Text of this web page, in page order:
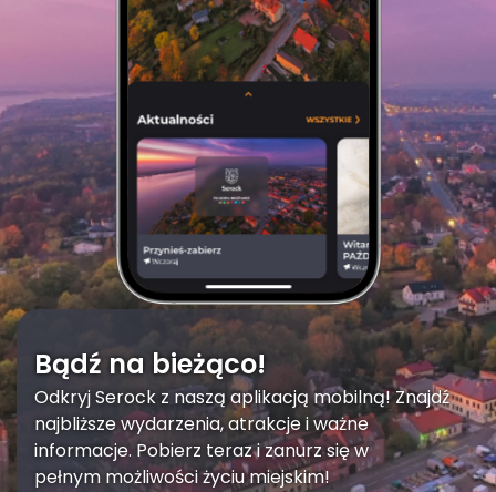
Bądź na bieżąco!
Odkryj Serock z naszą aplikacją mobilną! Znajdź
najbliższe wydarzenia, atrakcje i ważne
informacje. Pobierz teraz i zanurz się w
pełnym możliwości życiu miejskim!